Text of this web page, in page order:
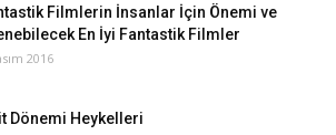
Filmlerin İnsanlar İçin Önemi ve
En İyi Fantastik Filmler
2016
Dönemi Heykelleri